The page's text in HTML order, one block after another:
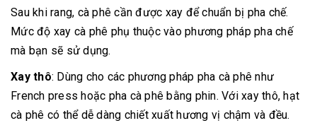
Sau khi rang, cà phê cần được xay để chuẩn bị pha chế.
Mức độ xay cà phê phụ thuộc vào phương pháp pha chế
mà bạn sẽ sử dụng.
Xay thô: Dùng cho các phương pháp pha cà phê như
French press hoặc pha cà phê bằng phin. Với xay thô, hạt
cà phê có thể dễ dàng chiết xuất hương vị chậm và đều.